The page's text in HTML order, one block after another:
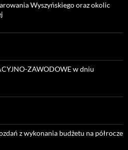
Wyszyńskiego oraz okolic
ZAWODOWE w dniu
z wykonania budżetu na półrocze